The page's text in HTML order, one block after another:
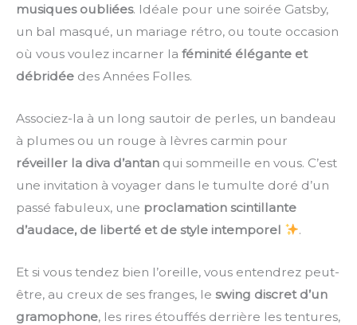
musiques oubliées. Idéale pour une soirée Gatsby,
un bal masqué, un mariage rétro, ou toute occasion
où vous voulez incarner la féminité élégante et
débridée des Années Folles.
Associez-la à un long sautoir de perles, un bandeau
à plumes ou un rouge à lèvres carmin pour
réveiller la diva d’antan qui sommeille en vous. C’est
une invitation à voyager dans le tumulte doré d’un
passé fabuleux, une proclamation scintillante
d’audace, de liberté et de style intemporel
.
Et si vous tendez bien l’oreille, vous entendrez peut-
être, au creux de ses franges, le swing discret d’un
gramophone, les rires étouffés derrière les tentures,